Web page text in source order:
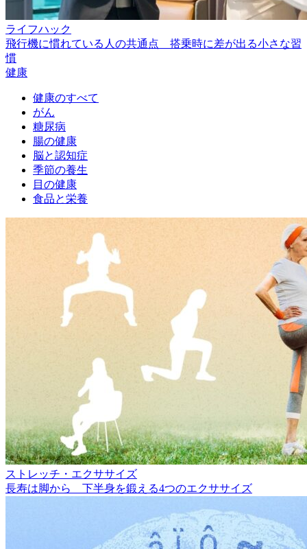
ライフハック
飛行機に慣れている人の共通点 搭乗時に差が出る小さな習
慣
健康
健康のすべて
がん
糖尿病
腸の健康
脳と認知症
季節の養生
目の健康
食品と栄養
ストレッチ・エクササイズ
長寿は脚から 下半身を鍛える4つのエクササイズ